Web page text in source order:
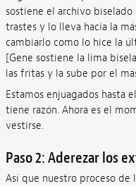
sostiene el archivo
trastes y lo lleva hacia la
cambiarlo como lo hice la
[Gene sostiene la lima
las fritas y la sube por el
Estamos enjuagados hasta
tiene razón. Ahora es el
vestirse.
Paso 2: Aderezar los
Así que nuestro proceso